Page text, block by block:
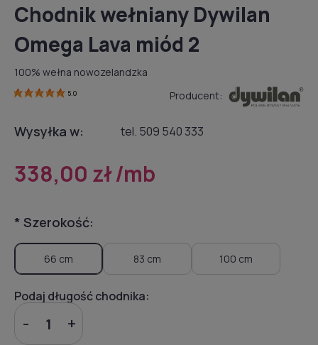
Chodnik wełniany Dywilan
Omega Lava miód 2
100% wełna nowozelandzka
5.0 Producent:
338,00 zł/mb
Wysyłka w: tel. 509 540 333
* Szerokość:
66 cm 83 cm 100 cm
Podaj długość chodnika:
- +